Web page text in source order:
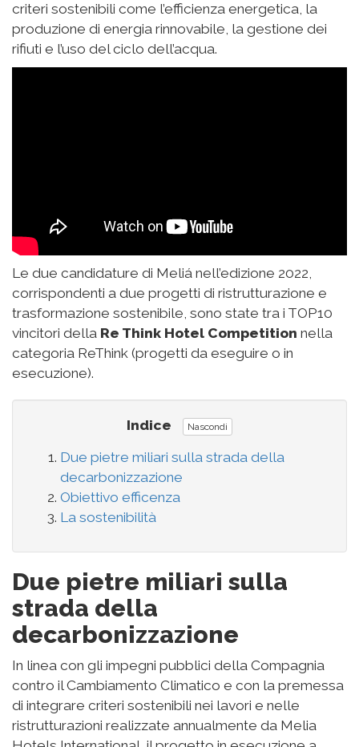
criteri sostenibili come l’efficienza energetica, la
produzione di energia rinnovabile, la gestione dei
rifiuti e l’uso del ciclo dell’acqua.
Le due candidature di Meliá nell’edizione 2022,
corrispondenti a due progetti di ristrutturazione e
trasformazione sostenibile, sono state tra i TOP10
vincitori della Re Think Hotel Competition nella
categoria ReThink (progetti da eseguire o in
esecuzione).
Indice Nascondi
Due pietre miliari sulla strada della
decarbonizzazione
Obiettivo efficenza
La sostenibilità